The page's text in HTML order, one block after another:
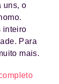
uns, o
inteiro
Para
mais.